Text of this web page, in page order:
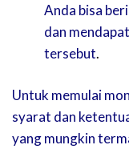
Anda bisa
dan
tersebut.
Untuk memulai
syarat dan
yang mungkin